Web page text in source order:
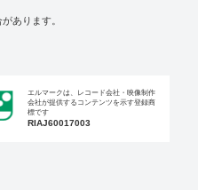
あります。
エルマークは、レコード会社・映像制作
会社が提供するコンテンツを示す登録商
標です
RIAJ60017003